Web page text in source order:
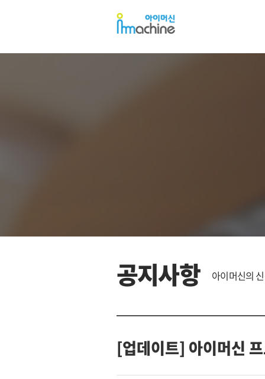
아
이
이
공지사항 아이머신의
[업데이트] 아이머신